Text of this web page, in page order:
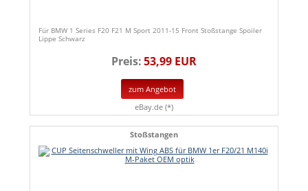
Für BMW 1 Series F20 F21 M Sport 2011-15 Front Stoßstange Spoiler
Lippe Schwarz
Preis:53,99 EUR
zum Angebot
eBay.de (*)
Stoßstangen